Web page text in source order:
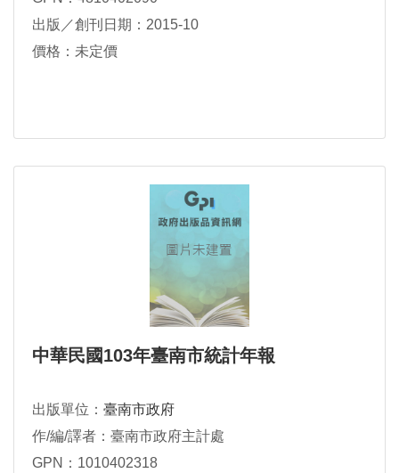
出版／創刊日期：2015-10
價格：未定價
中華民國103年臺南市統計年報
出版單位： 臺南市政府
作/編/譯者：臺南市政府主計處
GPN：1010402318